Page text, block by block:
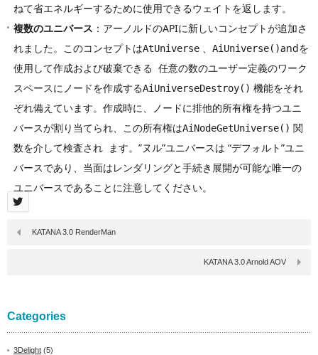
ねて省エネルギーするために使用できるウェイトを返します。
複数のユニバース ：アーノルドのAPIに新しいコンセプトが追加さ
れました。このコンセプトはAtUniverse 、 AiUniverse()andを
使用して作成および破棄できる 任意の数のユーザー定義のワーク
スペースにノードを作成するAiUniverseDestroy() 機能をそれ
ぞれ備えています。作成時に、ノードに排他的所有権を持つユニ
バースが割り当てられ、この所有権はAiNodeGetUniverse() 関
数を介して検査され ます。”ヌル”ユニバースは “デフォルト”ユニ
バースであり、当面はレンダリングと手続き展開が可能な唯一の
ユニバースであることに注意してください。
KATANA 3.0 RenderMan
KATANA 3.0 Arnold AOV
Categories
3Delight (5)